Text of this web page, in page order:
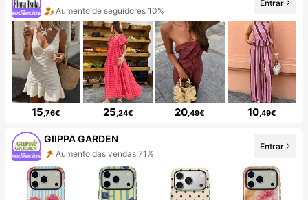
Aumento de seguidores 10%
Entrar
15,76€ 25,24€ 20,49€ 10,49€
GIIPPA GARDEN
Aumento das vendas 71%
Entrar